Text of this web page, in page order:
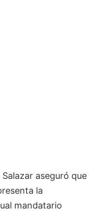
aseguró que
la
mandatario